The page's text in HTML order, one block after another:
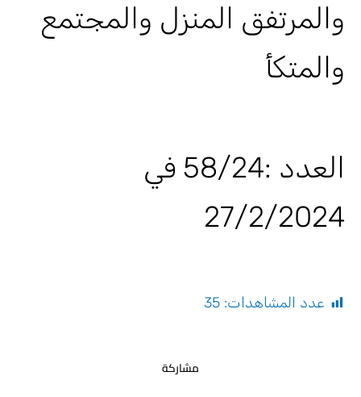
والمرتفق المنزل والمجتمع
والمتكأ
العدد :58/24 في
27/2/2024
عدد المشاهدات: 35
مشاركة